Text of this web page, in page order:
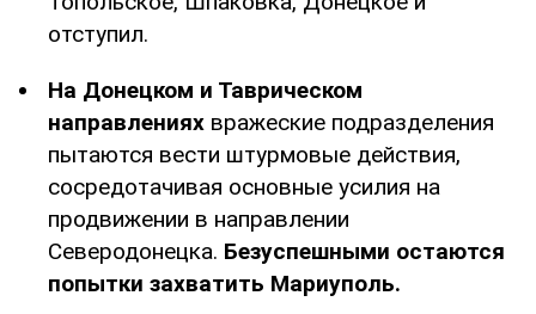
отступил.
На Донецком и Таврическом
направлениях вражеские подразделения
пытаются вести штурмовые действия,
сосредотачивая основные усилия на
продвижении в направлении
Северодонецка. Безуспешными остаются
попытки захватить Мариуполь.